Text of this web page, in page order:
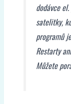
dodávce
satelitky,
programů
Restarty
Můžete